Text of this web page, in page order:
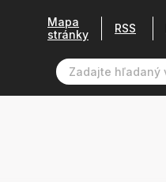
Mapa
stránky
RSS